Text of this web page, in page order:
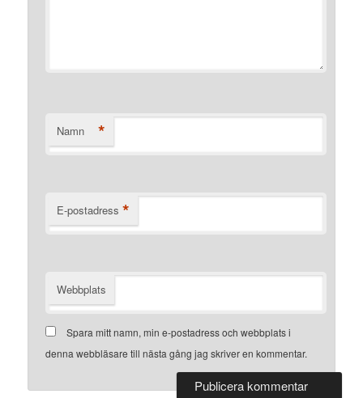
Namn *
E-postadress *
Webbplats
Spara mitt namn, min e-postadress och webbplats i
denna webbläsare till nästa gång jag skriver en kommentar.